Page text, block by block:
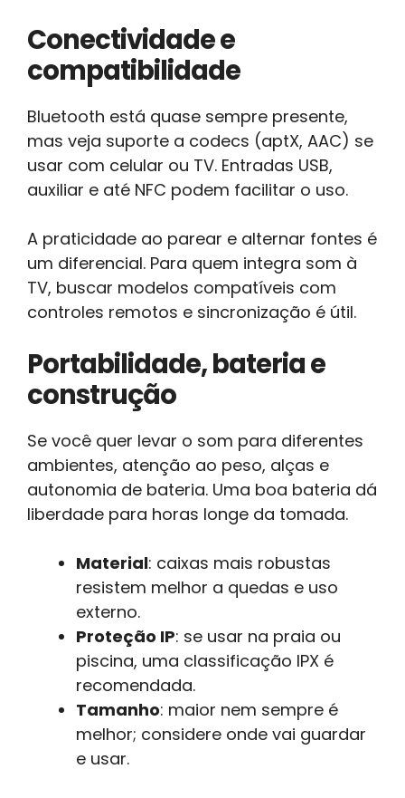
Conectividade e
compatibilidade
Bluetooth está quase sempre presente,
mas veja suporte a codecs (aptX, AAC) se
usar com celular ou TV. Entradas USB,
auxiliar e até NFC podem facilitar o uso.
A praticidade ao parear e alternar fontes é
um diferencial. Para quem integra som à
TV, buscar modelos compatíveis com
controles remotos e sincronização é útil.
Portabilidade, bateria e
construção
Se você quer levar o som para diferentes
ambientes, atenção ao peso, alças e
autonomia de bateria. Uma boa bateria dá
liberdade para horas longe da tomada.
Material: caixas mais robustas
resistem melhor a quedas e uso
externo.
Proteção IP: se usar na praia ou
piscina, uma classificação IPX é
recomendada.
Tamanho: maior nem sempre é
melhor; considere onde vai guardar
e usar.